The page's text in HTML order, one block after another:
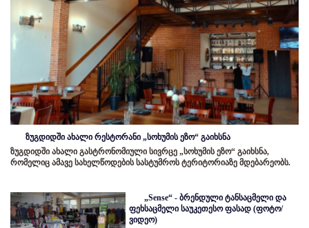
ზუგდიდში ახალი რესტორანი „სოხუმის ეზო“ გაიხსნა
ზუგდიდში ახალი გასტრონომიული სივრცე „სოხუმის ეზო“ გაიხსნა,
რომელიც ამავე სახელწოდების სასტუმროს ტერიტორიაზე მდებარეობს.
„Sense“ - ბრენდული ტანსაცმელი და
ფეხსაცმელი საუკეთესო ფასად (ფოტო/
ვიდეო)